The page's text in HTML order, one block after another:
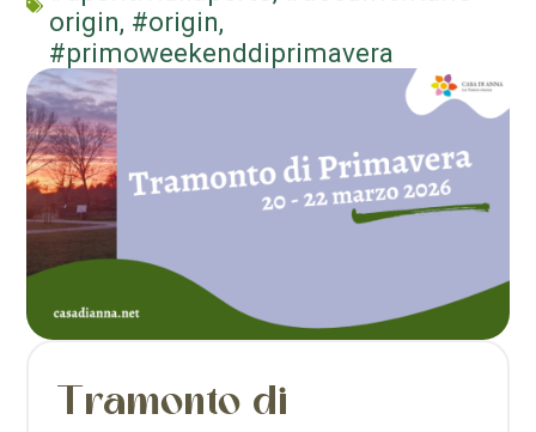
origin, #origin,
#primoweekenddiprimavera
Tramonto di